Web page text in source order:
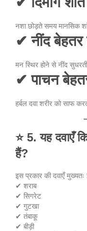
नशा छोड़ते समय मानसिक
✔ नींद बेहतर
मन स्थिर होने से नींद
✔ पाचन
हर्बल दवा शरीर को साफ
⭐5. यह दवाएँ
हैं?
इस प्रकार की दवाएँ
✔ शराब
✔ सिगरेट
✔ गुटखा
✔ तंबाकू
✔ बीड़ी